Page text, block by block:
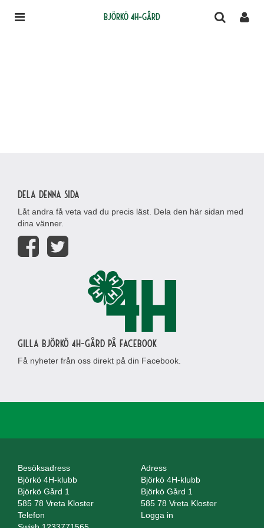
Björkö 4H-gård
Dela denna sida
Låt andra få veta vad du precis läst. Dela den här sidan med
dina vänner.
Gilla Björkö 4H-gård på Facebook
Få nyheter från oss direkt på din Facebook.
Besöksadress
Björkö 4H-klubb
Björkö Gård 1
585 78 Vreta Kloster
Adress
Björkö 4H-klubb
Björkö Gård 1
585 78 Vreta Kloster
Telefon
Logga in